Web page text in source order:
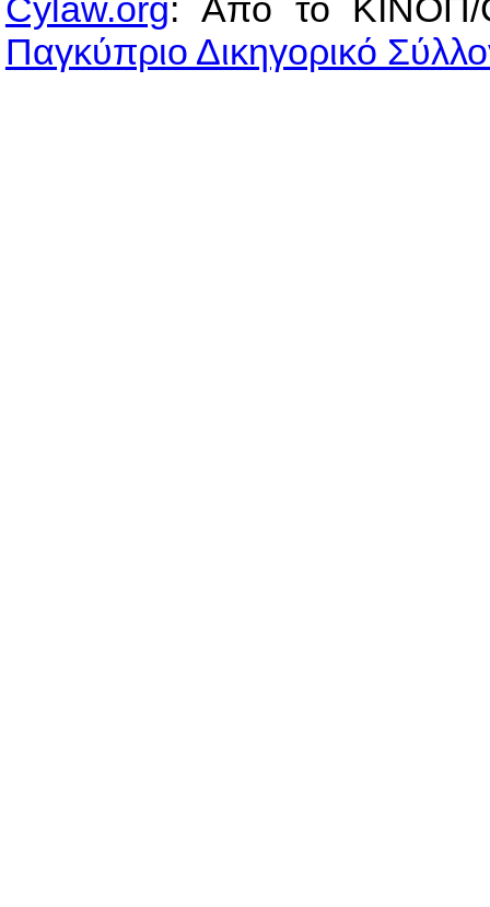
Cylaw.org: Από το
Παγκύπριο Δικηγορικό